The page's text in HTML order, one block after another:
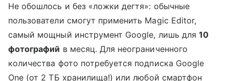
Не обошлось и без «ложки дегтя»: обычные
пользователи смогут применить Magic Editor,
самый мощный инструмент Google, лишь для 10
фотографий в месяц. Для неограниченного
количества фото потребуется подписка Google
One (от 2 ТБ хранилища!) или любой смартфон